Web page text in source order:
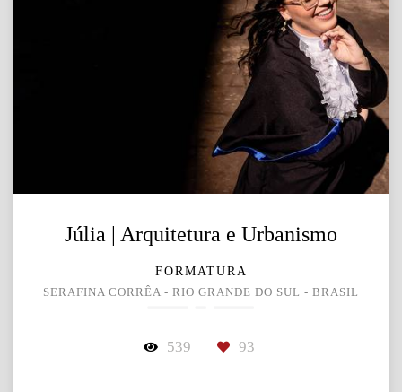
Júlia | Arquitetura e Urbanismo
FORMATURA
SERAFINA CORRÊA - RIO GRANDE DO SUL - BRASIL
539 93